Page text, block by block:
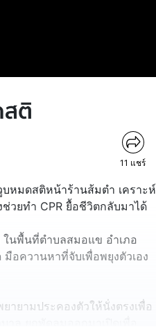
ติ
11 แชร์
หมดสติหน้าร้านส้มตำ เคราะห์
วยทำ CPR ยื้อชีวิตกลับมาได้
นพื้นที่ตำบลสมอแข อำเภอ
อควานหาที่จับเพื่อพยุงตัวเอง
ายามประคองตัวให้นั่งตรงเพื่อ